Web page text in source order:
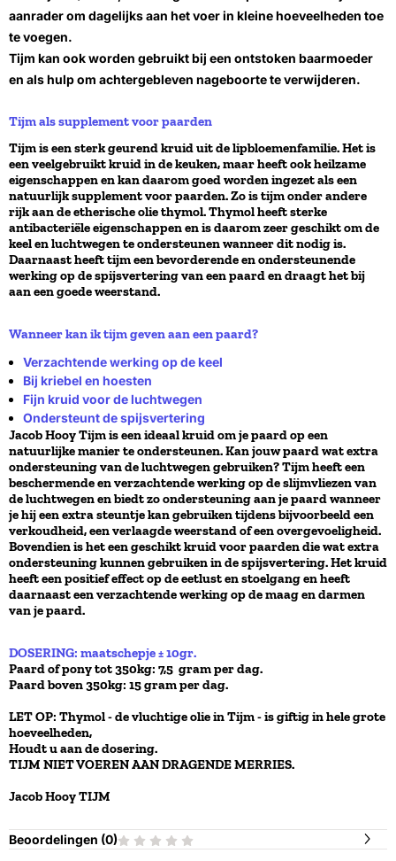
aanrader om dagelijks aan het voer in kleine hoeveelheden toe
te voegen.
Tijm kan ook worden gebruikt bij een ontstoken baarmoeder
en als hulp om achtergebleven nageboorte te verwijderen.
Tijm als supplement voor paarden
Tijm is een sterk geurend kruid uit de lipbloemenfamilie. Het is
een veelgebruikt kruid in de keuken, maar heeft ook heilzame
eigenschappen en kan daarom goed worden ingezet als een
natuurlijk supplement voor paarden. Zo is tijm onder andere
rijk aan de etherische olie thymol. Thymol heeft sterke
antibacteriële eigenschappen en is daarom zeer geschikt om de
keel en luchtwegen te ondersteunen wanneer dit nodig is.
Daarnaast heeft tijm een bevorderende en ondersteunende
werking op de spijsvertering van een paard en draagt het bij
aan een goede weerstand.
Wanneer kan ik tijm geven aan een paard?
Verzachtende werking op de keel
Bij kriebel en hoesten
Fijn kruid voor de luchtwegen
Ondersteunt de spijsvertering
Jacob Hooy Tijm is een ideaal kruid om je paard op een
natuurlijke manier te ondersteunen. Kan jouw paard wat extra
ondersteuning van de luchtwegen gebruiken? Tijm heeft een
beschermende en verzachtende werking op de slijmvliezen van
de luchtwegen en biedt zo ondersteuning aan je paard wanneer
je hij een extra steuntje kan gebruiken tijdens bijvoorbeeld een
verkoudheid, een verlaagde weerstand of een overgevoeligheid.
Bovendien is het een geschikt kruid voor paarden die wat extra
ondersteuning kunnen gebruiken in de spijsvertering. Het kruid
heeft een positief effect op de eetlust en stoelgang en heeft
daarnaast een verzachtende werking op de maag en darmen
van je paard.
DOSERING: maatschepje ± 10gr.
Paard of pony tot 350kg: 7,5 gram per dag.
Paard boven 350kg: 15 gram per dag.
LET OP: Thymol - de vluchtige olie in Tijm - is giftig in hele grote
hoeveelheden,
Houdt u aan de dosering.
TIJM NIET VOEREN AAN DRAGENDE MERRIES.
Jacob HooyTIJM
Beoordelingen (0)